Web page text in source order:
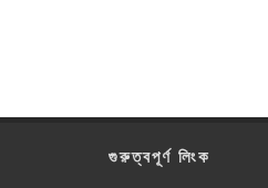
গুরুত্বপূর্ণ লিংক